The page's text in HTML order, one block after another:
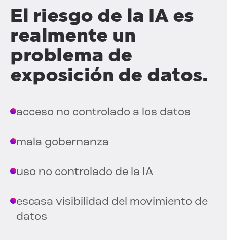
El riesgo de la IA es
realmente un
problema de
exposición de datos.
acceso no controlado a los datos
mala gobernanza
uso no controlado de la IA
escasa visibilidad del movimiento de
datos